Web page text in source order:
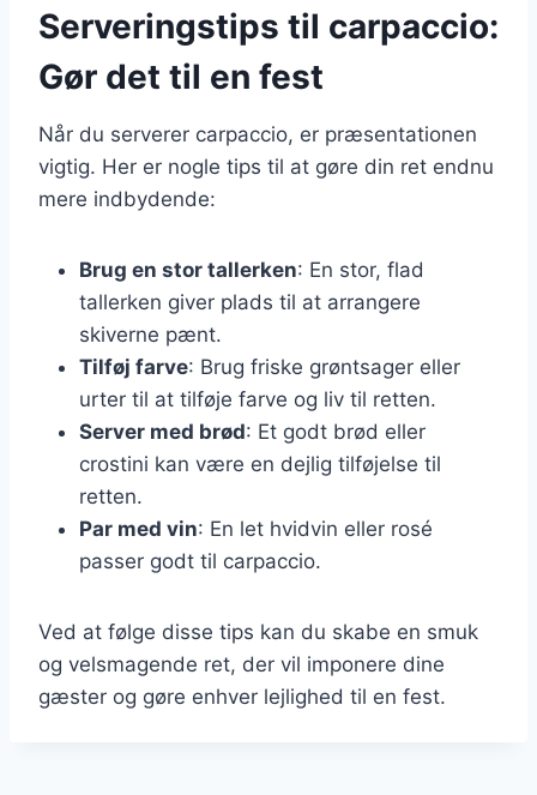
Serveringstips til carpaccio:
Gør det til en fest
Når du serverer carpaccio, er præsentationen
vigtig. Her er nogle tips til at gøre din ret endnu
mere indbydende:
Brug en stor tallerken: En stor, flad
tallerken giver plads til at arrangere
skiverne pænt.
Tilføj farve: Brug friske grøntsager eller
urter til at tilføje farve og liv til retten.
Server med brød: Et godt brød eller
crostini kan være en dejlig tilføjelse til
retten.
Par med vin: En let hvidvin eller rosé
passer godt til carpaccio.
Ved at følge disse tips kan du skabe en smuk
og velsmagende ret, der vil imponere dine
gæster og gøre enhver lejlighed til en fest.